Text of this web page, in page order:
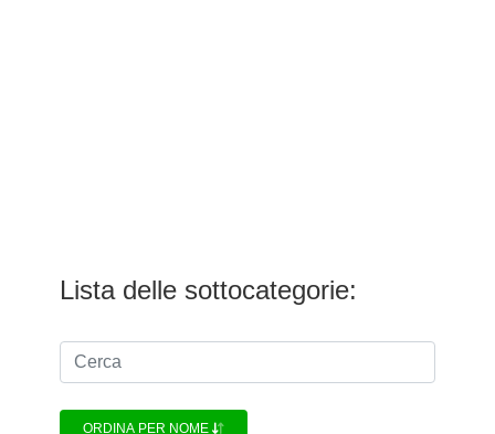
Lista delle sottocategorie:
ORDINA PER NOME